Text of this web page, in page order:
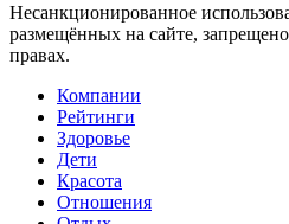
Несанкционированное
размещённых на сайте,
правах.
Компании
Рейтинги
Здоровье
Дети
Красота
Отношения